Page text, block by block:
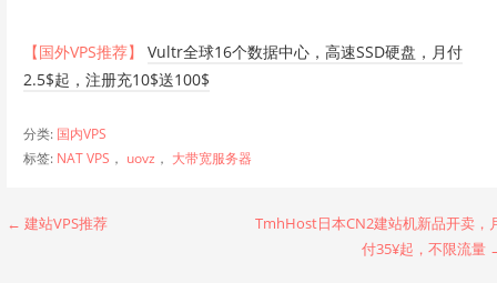
【国外VPS推荐】
Vultr全球16个数据中心，高速SSD硬盘，月付
2.5$起，注册充10$送100$
分类: 国内VPS
标签: NAT VPS ， uovz ， 大带宽服务器
文
← 建站VPS推荐
TmhHost日本CN2建站机新品开卖，
付35¥起，不限流量